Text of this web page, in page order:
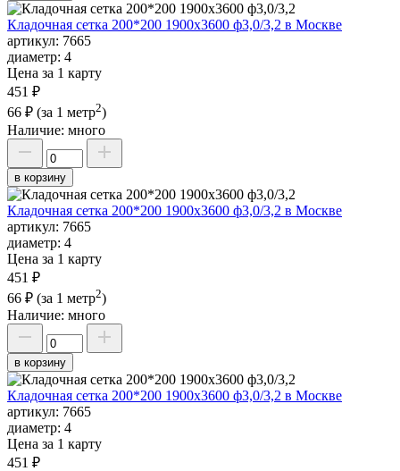
Кладочная сетка 200*200 1900х3600 ф3,0/3,2 в Москве
артикул: 7665
диаметр: 4
Цена за 1 карту
451 ₽
66 ₽ (за 1 метр2)
Наличие: много
в корзину
Кладочная сетка 200*200 1900х3600 ф3,0/3,2 в Москве
артикул: 7665
диаметр: 4
Цена за 1 карту
451 ₽
66 ₽ (за 1 метр2)
Наличие: много
в корзину
Кладочная сетка 200*200 1900х3600 ф3,0/3,2 в Москве
артикул: 7665
диаметр: 4
Цена за 1 карту
451 ₽